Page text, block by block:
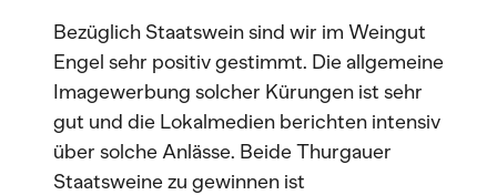
Bezüglich Staatswein sind wir im Weingut
Engel sehr positiv gestimmt. Die allgemeine
Imagewerbung solcher Kürungen ist sehr
gut und die Lokalmedien berichten intensiv
über solche Anlässe. Beide Thurgauer
Staatsweine zu gewinnen ist